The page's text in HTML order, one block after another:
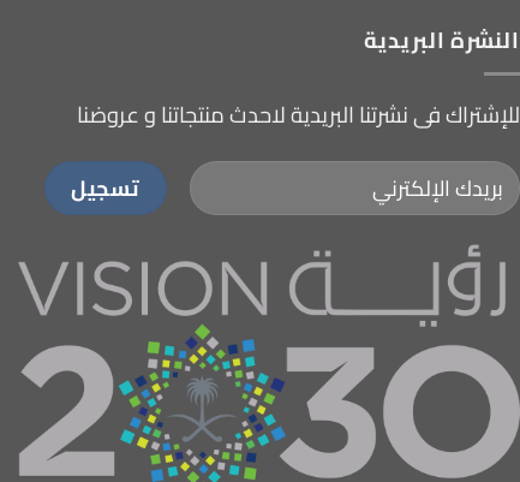
النشرة البريدية
للإشتراك فى نشرتنا البريدية لاحدث منتجاتنا و عروضنا